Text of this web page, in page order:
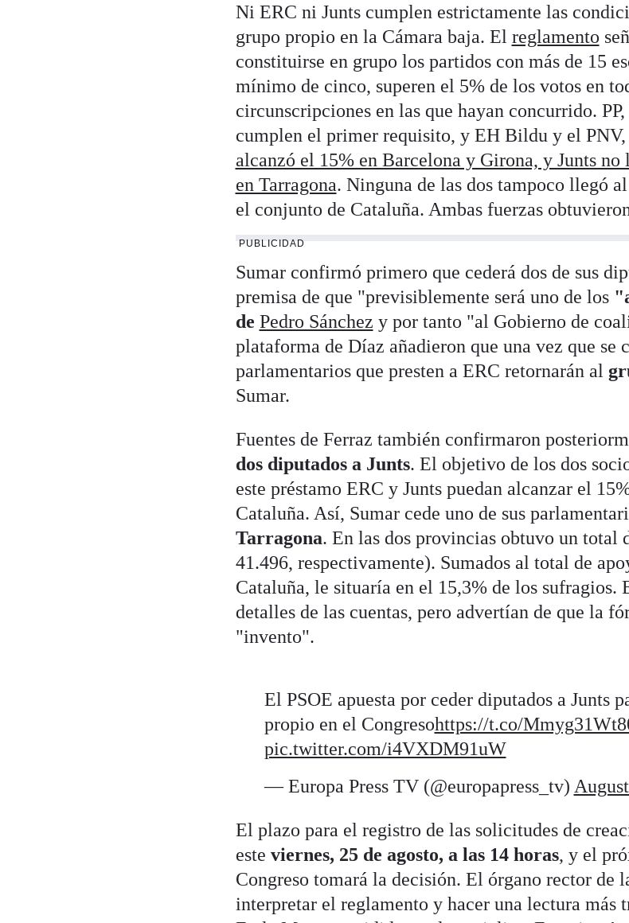
Ni ERC ni Junts cumplen estrictamente las
grupo propio en la Cámara baja. El reglamento
constituirse en grupo los partidos con más de 15
mínimo de cinco, superen el 5% de los votos en
circunscripciones en las que hayan concurrido.
cumplen el primer requisito, y EH Bildu y el PNV,
alcanzó el 15% en Barcelona y Girona, y Junts
en Tarragona. Ninguna de las dos tampoco llegó
el conjunto de Cataluña. Ambas fuerzas
PUBLICIDAD
Sumar confirmó primero que cederá dos de sus
premisa de que "previsiblemente será uno de los
de Pedro Sánchez y por tanto "al Gobierno de
plataforma de Díaz añadieron que una vez que se
parlamentarios que presten a ERC retornarán al
Sumar.
Fuentes de Ferraz también confirmaron
dos diputados a Junts. El objetivo de los dos
este préstamo ERC y Junts puedan alcanzar el
Cataluña. Así, Sumar cede uno de sus
Tarragona. En las dos provincias obtuvo un total
41.496, respectivamente). Sumados al total de
Cataluña, le situaría en el 15,3% de los sufragios.
detalles de las cuentas, pero advertían de que la
"invento".
El PSOE apuesta por ceder diputados a Junts
propio en el Congresohttps://t.co/
pic.twitter.com/i4VXDM91uW
— Europa Press TV (@europapress_tv)
El plazo para el registro de las solicitudes de
este viernes, 25 de agosto, a las 14 horas, y el
Congreso tomará la decisión. El órgano rector de
interpretar el reglamento y hacer una lectura más